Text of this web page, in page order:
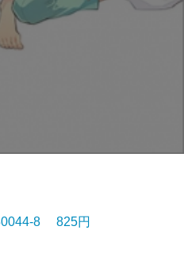
8 825円